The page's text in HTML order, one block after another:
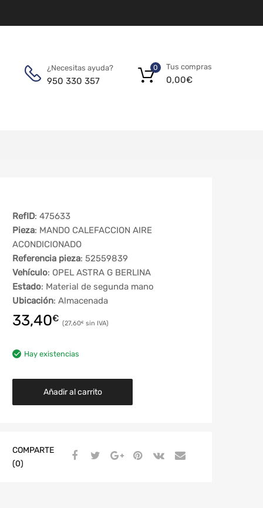
¿Necesitas ayuda?
950 330 357
Tus compras
0,00€
0
RefID: 475633
Pieza: MANDO CALEFACCION AIRE
ACONDICIONADO
Referencia pieza: 52559839
Vehículo: OPEL ASTRA G BERLINA
Estado: Material de segunda mano
Ubicación: Almacenada
33,40€ 27,60€
Hay existencias
Añadir al carrito
COMPARTE
(0)